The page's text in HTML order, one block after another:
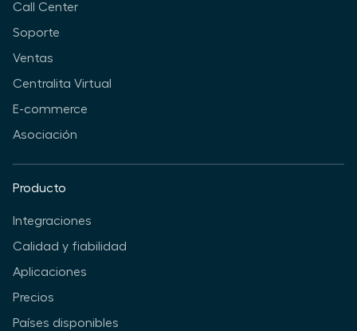
Call Center
Soporte
Ventas
Centralita Virtual
E-commerce
Asociación
Producto
Integraciones
Calidad y fiabilidad
Aplicaciones
Precios
Países disponibles